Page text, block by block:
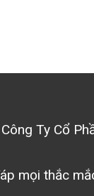
Công Ty Cổ
mọi thắc